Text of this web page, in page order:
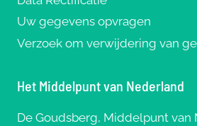
Uw gegevens opvragen
Verzoek om verwijdering van
Het Middelpunt van Nederland
De Goudsberg, Middelpunt van